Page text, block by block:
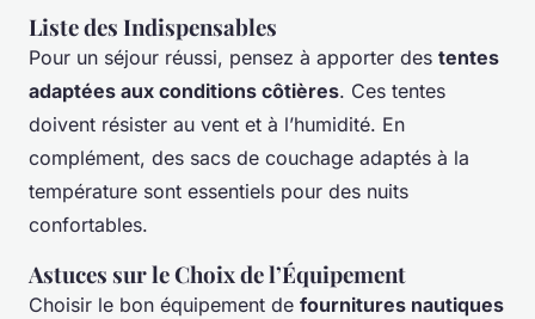
Liste des Indispensables
Pour un séjour réussi, pensez à apporter des tentes
adaptées aux conditions côtières. Ces tentes
doivent résister au vent et à l’humidité. En
complément, des sacs de couchage adaptés à la
température sont essentiels pour des nuits
confortables.
Astuces sur le Choix de l’Équipement
Choisir le bon équipement de fournitures nautiques